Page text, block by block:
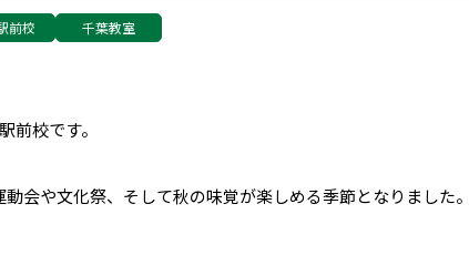
前校 千葉教室
前校です。
動会や文化祭、そして秋の味覚が楽しめる季節となりました